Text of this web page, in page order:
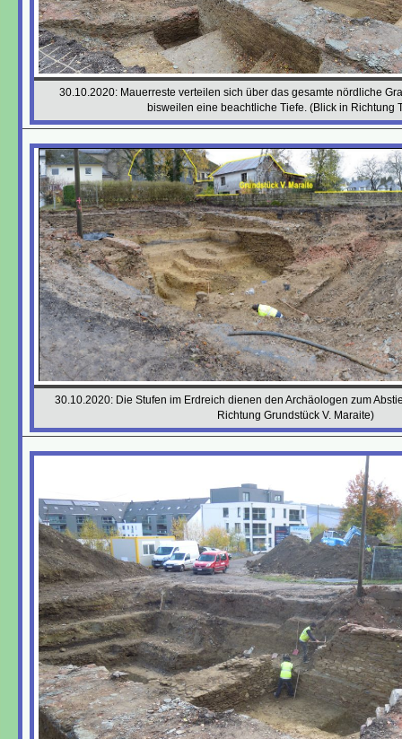
30.10.2020: Mauerreste verteilen sich über das gesamte nördliche
bisweilen eine beachtliche Tiefe. (Blick in Richtung
30.10.2020: Die Stufen im Erdreich dienen den Archäologen zum
Richtung Grundstück V. Maraite)